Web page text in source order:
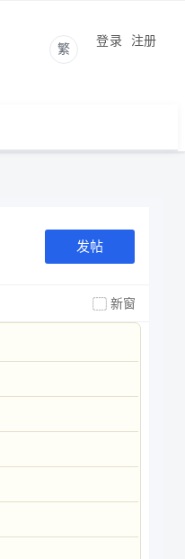
繁
登录 注册
发帖
新窗